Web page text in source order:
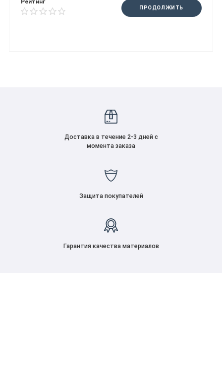
Рейтинг
ПРОДОЛЖИТЬ
Доставка в течение 2-3 дней с
момента заказа
Защита покупателей
Гарантия качества материалов